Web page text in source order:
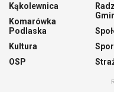
Kąkolewnica
Komarówka
Podlaska
Kultura
OSP